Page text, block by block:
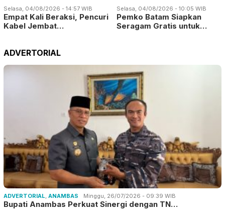
Selasa, 04/08/2026 - 14:57 WIB
Empat Kali Beraksi, Pencuri
Kabel Jembat…
Selasa, 04/08/2026 - 10:05 WIB
Pemko Batam Siapkan
Seragam Gratis untuk…
ADVERTORIAL
ADVERTORIAL, ANAMBAS Minggu, 26/07/2026 - 09:39 WIB
Bupati Anambas Perkuat Sinergi dengan TN…